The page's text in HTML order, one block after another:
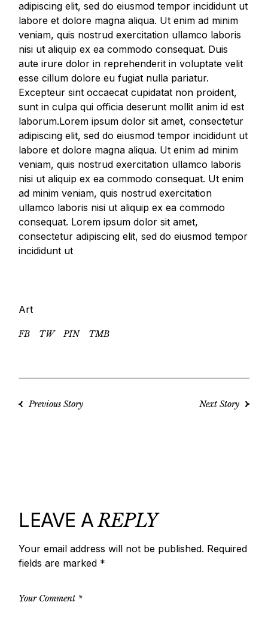
adipiscing elit, sed do eiusmod tempor incididunt ut
labore et dolore magna aliqua. Ut enim ad minim
veniam, quis nostrud exercitation ullamco laboris
nisi ut aliquip ex ea commodo consequat. Duis
aute irure dolor in reprehenderit in voluptate velit
esse cillum dolore eu fugiat nulla pariatur.
Excepteur sint occaecat cupidatat non proident,
sunt in culpa qui officia deserunt mollit anim id est
laborum.Lorem ipsum dolor sit amet, consectetur
adipiscing elit, sed do eiusmod tempor incididunt ut
labore et dolore magna aliqua. Ut enim ad minim
veniam, quis nostrud exercitation ullamco laboris
nisi ut aliquip ex ea commodo consequat. Ut enim
ad minim veniam, quis nostrud exercitation
ullamco laboris nisi ut aliquip ex ea commodo
consequat. Lorem ipsum dolor sit amet,
consectetur adipiscing elit, sed do eiusmod tempor
incididunt ut
Art
FB TW PIN TMB
Previous Story Next Story
LEAVE AREPLY
Your email address will not be published. Required
fields are marked *